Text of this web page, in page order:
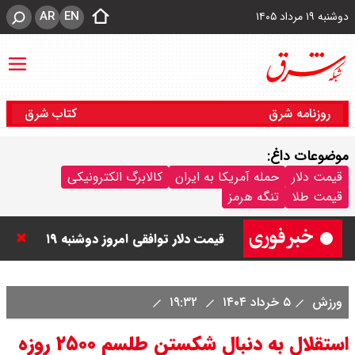
دوشنبه ۱۹ مرداد ۱۴۰۵ EN
AR
روزنامه شرق کتاب شرق
موضوعات داغ:
قیمت دلار حمله آمریکا به ایران
کالابرگ الکترونیکی
قیمت طلا
تنگه هرمز
قیمت دینار عراق امروز دوشنبه ۱۹
مرداد ۱۴۰۵ / هر دینار چند؟ + جدول
قیمت دلار توافقی امروز دوشنبه ۱۹
تاریخی
قیمت طلا و سکه امروز دوشنبه ۱۹
ورزش ۵ خرداد ۱۴۰۴
استقلال به دنبال شکستن طلسم ۲۵۰۰ روزه